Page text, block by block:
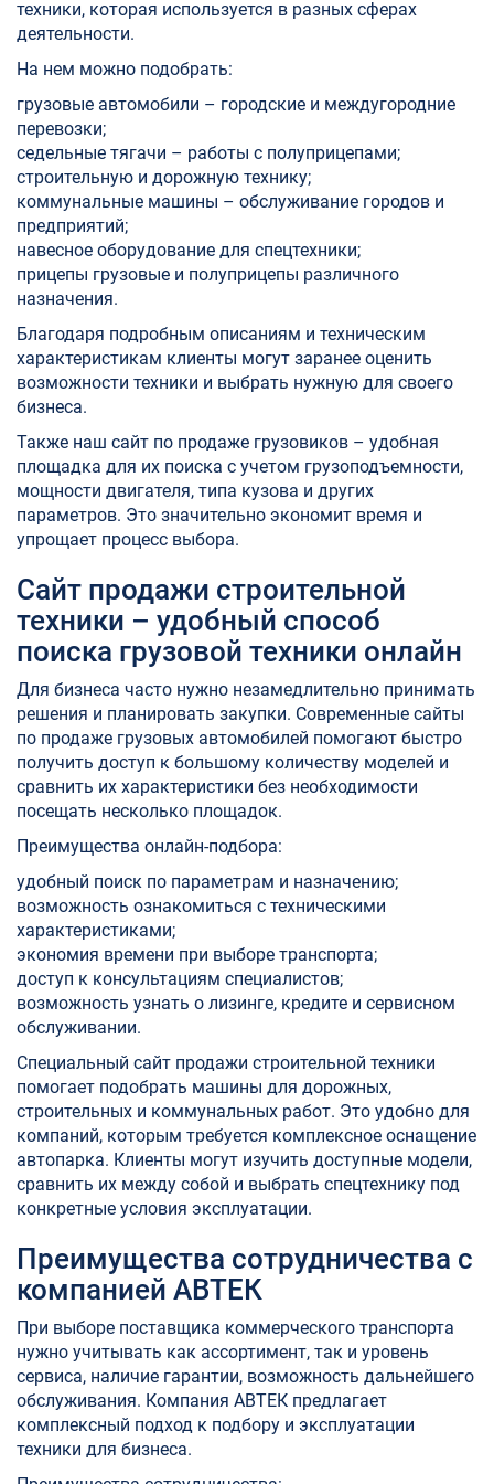
техники, которая используется в разных сферах
деятельности.
На нем можно подобрать:
грузовые автомобили – городские и междугородние
перевозки;
седельные тягачи – работы с полуприцепами;
строительную и дорожную технику;
коммунальные машины – обслуживание городов и
предприятий;
навесное оборудование для спецтехники;
прицепы грузовые и полуприцепы различного
назначения.
Благодаря подробным описаниям и техническим
характеристикам клиенты могут заранее оценить
возможности техники и выбрать нужную для своего
бизнеса.
Также наш сайт по продаже грузовиков – удобная
площадка для их поиска с учетом грузоподъемности,
мощности двигателя, типа кузова и других
параметров. Это значительно экономит время и
упрощает процесс выбора.
Сайт продажи строительной
техники – удобный способ
поиска грузовой техники онлайн
Для бизнеса часто нужно незамедлительно принимать
решения и планировать закупки. Современные сайты
по продаже грузовых автомобилей помогают быстро
получить доступ к большому количеству моделей и
сравнить их характеристики без необходимости
посещать несколько площадок.
Преимущества онлайн-подбора:
удобный поиск по параметрам и назначению;
возможность ознакомиться с техническими
характеристиками;
экономия времени при выборе транспорта;
доступ к консультациям специалистов;
возможность узнать о лизинге, кредите и сервисном
обслуживании.
Специальный сайт продажи строительной техники
помогает подобрать машины для дорожных,
строительных и коммунальных работ. Это удобно для
компаний, которым требуется комплексное оснащение
автопарка. Клиенты могут изучить доступные модели,
сравнить их между собой и выбрать спецтехнику под
конкретные условия эксплуатации.
Преимущества сотрудничества с
компанией АВТЕК
При выборе поставщика коммерческого транспорта
нужно учитывать как ассортимент, так и уровень
сервиса, наличие гарантии, возможность дальнейшего
обслуживания. Компания АВТЕК предлагает
комплексный подход к подбору и эксплуатации
техники для бизнеса.